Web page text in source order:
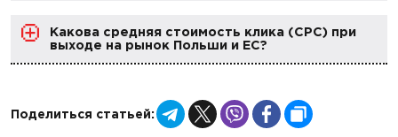
Какова средняя стоимость клика (CPC) при
выходе на рынок Польши и ЕС?
Поделиться статьей: Telegram
X Viber Facebook